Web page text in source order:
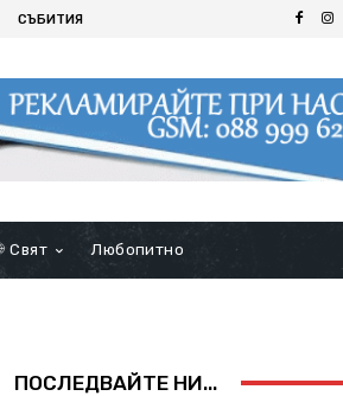
СЪБИТИЯ
Свят Любопитно
ПОСЛЕДВАЙТЕ НИ...